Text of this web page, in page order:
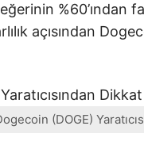
%60’ından
açısından
(DOGE)